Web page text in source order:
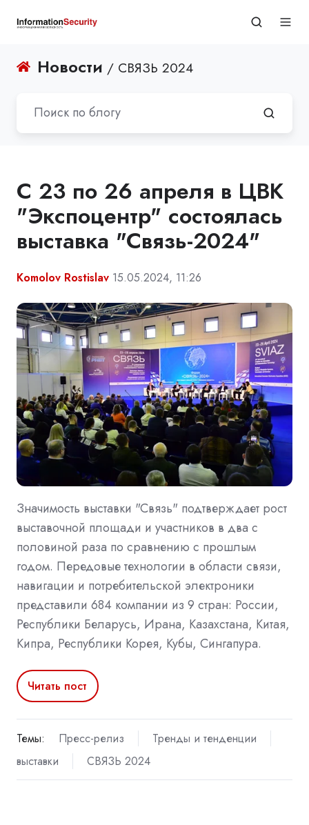
Новости / СВЯЗЬ 2024
С 23 по 26 апреля в ЦВК
"Экспоцентр" состоялась
выставка "Связь-2024"
Komolov Rostislav 15.05.2024, 11:26
Значимость выставки "Связь" подтверждает рост
выставочной площади и участников в два с
половиной раза по сравнению с прошлым
годом. Передовые технологии в области связи,
навигации и потребительской электроники
представили 684 компании из 9 стран: России,
Республики Беларусь, Ирана, Казахстана, Китая,
Кипра, Республики Корея, Кубы, Сингапура.
Читать пост
Темы: Пресс-релиз
Тренды и тенденции
выставки
СВЯЗЬ 2024